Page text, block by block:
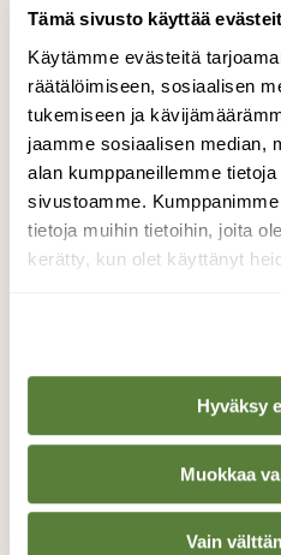
Tämä sivusto käyttää
Käytämme evästeitä
räätälöimiseen, sosiaalisen
tukemiseen ja
jaamme sosiaalisen median,
alan kumppaneillemme
sivustoamme.
tietoja muihin tietoihin, joita
kerätty, kun olet käyttänyt
Hyväksy
Muokkaa
Vain
Sattumalta
puidenlatvat ja
Valokuvaaja: Kaija
TAKAISIN